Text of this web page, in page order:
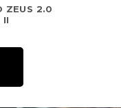
ZEUS 2.0
II